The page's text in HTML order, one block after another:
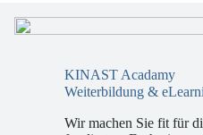
KINAST Acadamy